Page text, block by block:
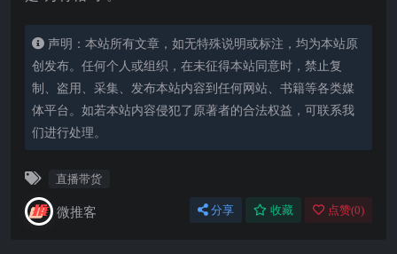
声明：本站所有文章，如无特殊说明或标注，均为本站原
创发布。任何个人或组织，在未征得本站同意时，禁止复
制、盗用、采集、发布本站内容到任何网站、书籍等各类媒
体平台。如若本站内容侵犯了原著者的合法权益，可联系我
们进行处理。
直播带货
微推客 分享 收藏 点赞(0)